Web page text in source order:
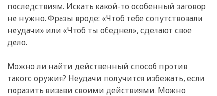
последствиям. Искать какой-то особенный заговор
не нужно. Фразы вроде: «Чтоб тебе сопутствовали
неудачи» или «Чтоб ты обеднел», сделают свое
дело.
Можно ли найти действенный способ против
такого оружия? Неудачи получится избежать, если
поразить визави своими действиями. Можно